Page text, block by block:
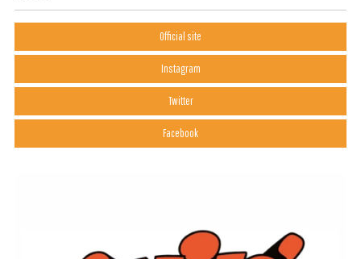
Official site
Instagram
Twitter
Facebook